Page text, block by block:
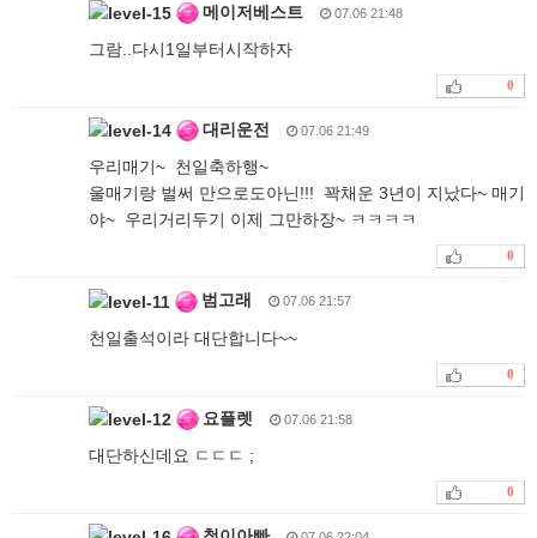
메이저베스트 07.06 21:48
그람..다시1일부터시작하자
0
대리운전 07.06 21:49
우리매기~ 천일축하행~
울매기랑 벌써 만으로도아닌!!! 꽉채운 3년이 지났다~ 매기
야~ 우리거리두기 이제 그만하장~ ㅋㅋㅋㅋ
0
범고래 07.06 21:57
천일출석이라 대단합니다~~
0
요플렛 07.06 21:58
대단하신데요 ㄷㄷㄷ ;
0